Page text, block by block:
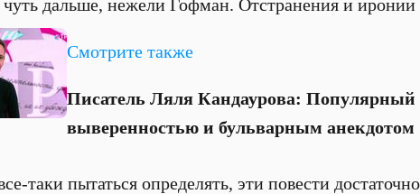
дальше, нежели Гофман. Отстранения и иронии
Смотрите также
Писатель Ляля Кандаурова: Популярный
выверенностью и бульварным анекдотом
таки пытаться определять, эти повести